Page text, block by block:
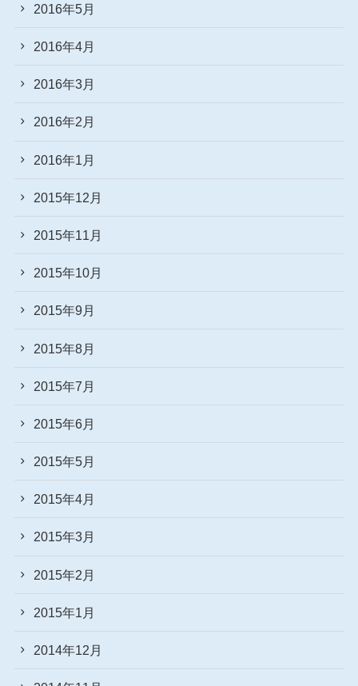
2016年5月
2016年4月
2016年3月
2016年2月
2016年1月
2015年12月
2015年11月
2015年10月
2015年9月
2015年8月
2015年7月
2015年6月
2015年5月
2015年4月
2015年3月
2015年2月
2015年1月
2014年12月